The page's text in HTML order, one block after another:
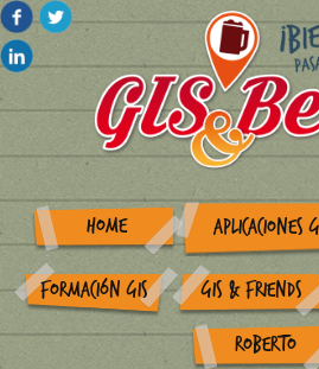
HOME APLICACIONES
FORMACIÓN GIS GIS & FRIENDS
ROBERTO